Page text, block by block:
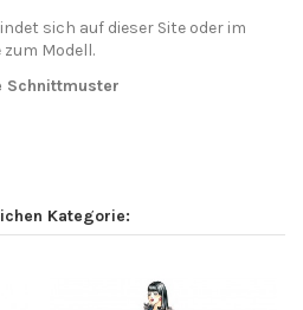
sich auf dieser Site oder im
Modell.
Schnittmuster
Kategorie: